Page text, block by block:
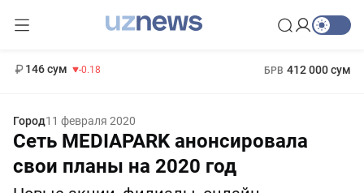
146 сум -0.18 БРВ 412 000 сум
Город11 февраля 2020
Сеть MEDIAPARK анонсировала
свои планы на 2020 год